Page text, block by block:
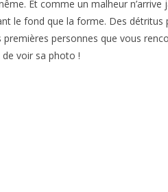
Et comme un malheur
le fond que la forme. Des détritus
premières personnes que vous
voir sa photo !